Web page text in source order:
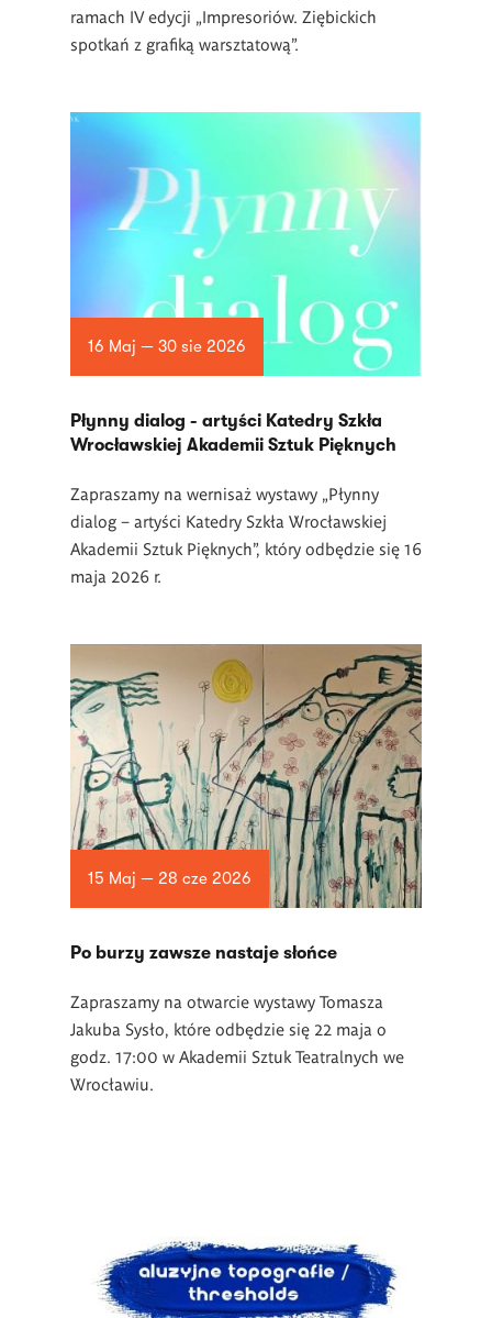
ramach IV edycji „Impresoriów. Ziębickich
spotkań z grafiką warsztatową”.
16 Maj — 30 sie 2026
Płynny dialog - artyści Katedry Szkła
Wrocławskiej Akademii Sztuk Pięknych
Zapraszamy na wernisaż wystawy „Płynny
dialog – artyści Katedry Szkła Wrocławskiej
Akademii Sztuk Pięknych”, który odbędzie się 16
maja 2026 r.
15 Maj — 28 cze 2026
Po burzy zawsze nastaje słońce
Zapraszamy na otwarcie wystawy Tomasza
Jakuba Sysło, które odbędzie się 22 maja o
godz. 17:00 w Akademii Sztuk Teatralnych we
Wrocławiu.